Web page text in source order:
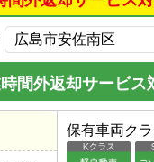
間外返却サービ
保有車両ク